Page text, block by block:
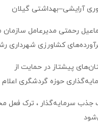
آرایشی–بهداشتی گیلان
رحمتی مدیرعامل سازمان
کشاورزی شهرداری
پیشتاز در حمایت از
حوزه گردشگری
جذب سرمایه‌گذار ، ترک فعل